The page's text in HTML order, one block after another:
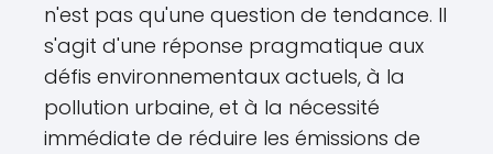
n'est pas qu'une question de tendance. Il
s'agit d'une réponse pragmatique aux
défis environnementaux actuels, à la
pollution urbaine, et à la nécessité
immédiate de réduire les émissions de